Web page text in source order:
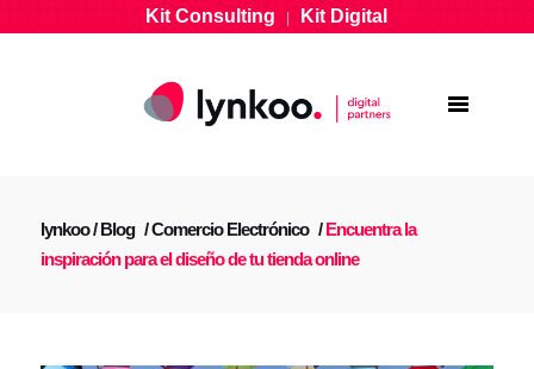
Kit Consulting|Kit Digital
lynkoo/Blog /Comercio Electrónico /Encuentra la
inspiración para el diseño de tu tienda online